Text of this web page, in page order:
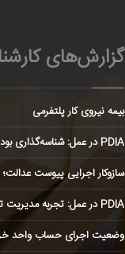
گزارش‌های
بیمه نیروی کار پلتفرمی
PDIA در عمل: شناسه‌گذاری بودجه و طبقه‌بندی آن
سازوکار اجرایی پیوست
PDIA در عمل: تجربه مدیریت تعارض منافع در ایران
وضعیت اجرای حساب واحد